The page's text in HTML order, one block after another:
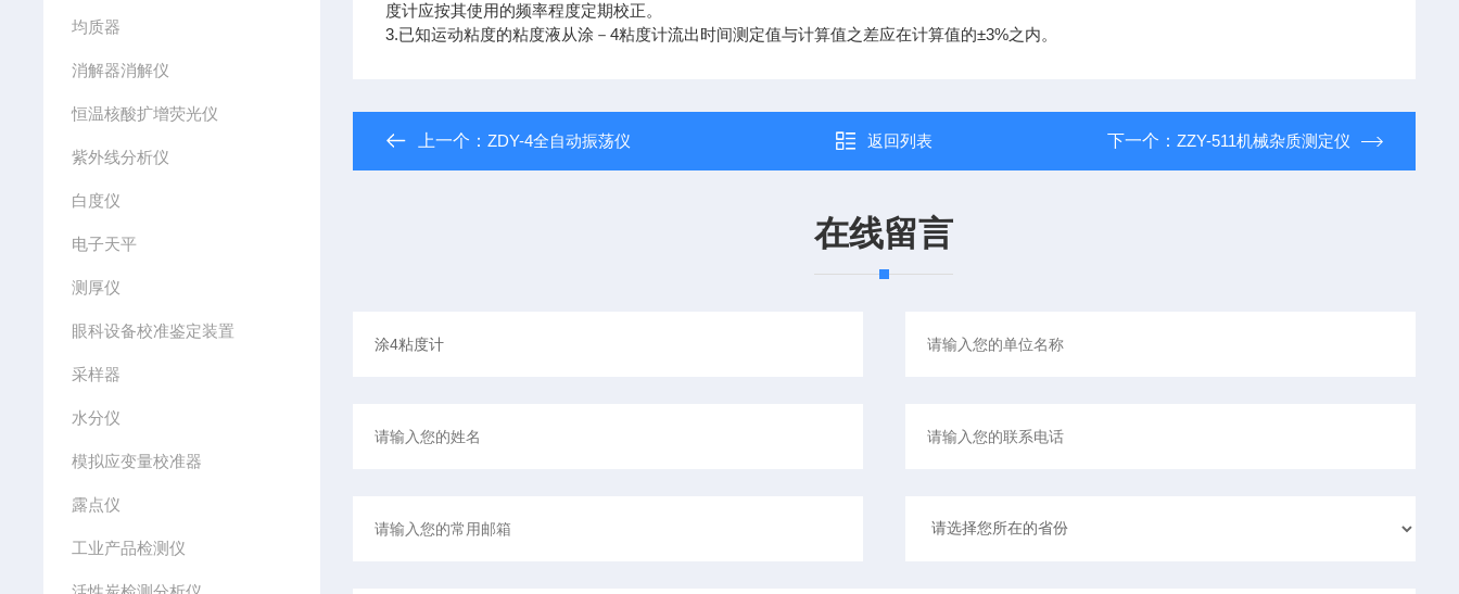
均质器
消解器消解仪
恒温核酸扩增荧光仪
紫外线分析仪
白度仪
电子天平
测厚仪
眼科设备校准鉴定装置
采样器
水分仪
模拟应变量校准器
露点仪
工业产品检测仪
度计应按其使用的频率程度定期校正。
3.已知运动粘度的粘度液从涂－4粘度计流出时间测定值与计算值之差应在计算值的±3%之内。
上一个：ZDY-4全自动振荡仪 返回列表 下一个： ZZY-511机械杂质测定仪
在线留言